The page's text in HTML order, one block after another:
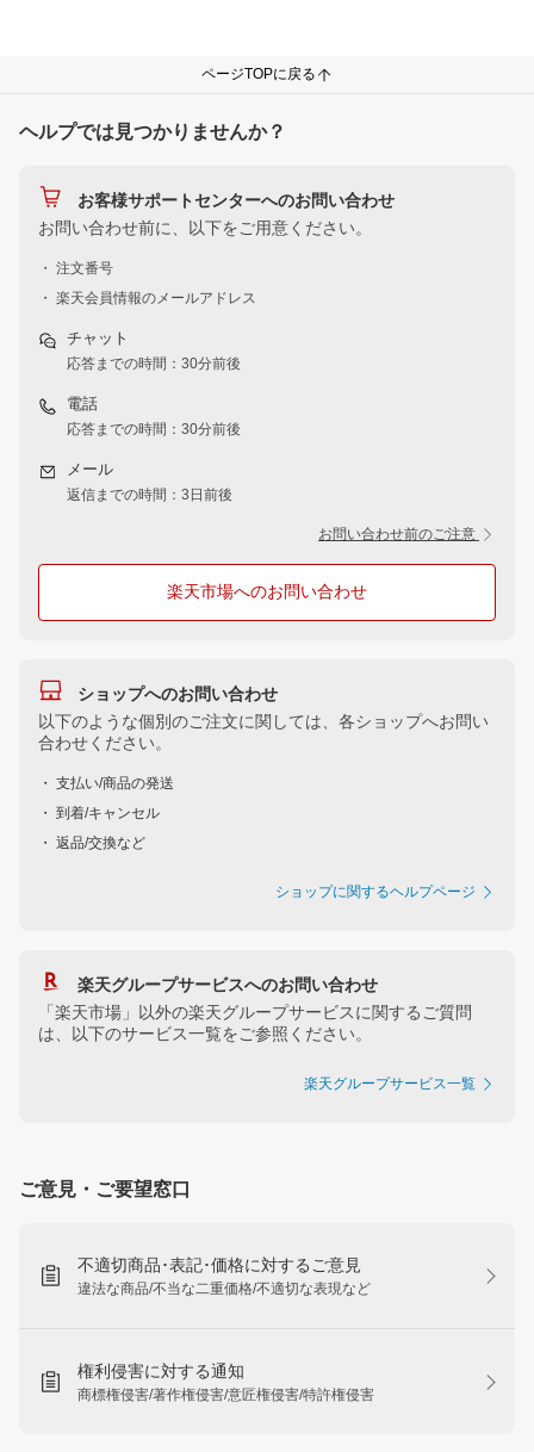
ページTOPに戻る
ヘルプでは見つかりませんか？
お客様サポートセンターへのお問い合わせ
お問い合わせ前に、以下をご用意ください。
・ 注文番号
・ 楽天会員情報のメールアドレス
チャット
応答までの時間：30分前後
電話
応答までの時間：30分前後
メール
返信までの時間：3日前後
お問い合わせ前のご注意
楽天市場へのお問い合わせ
ショップへのお問い合わせ
以下のような個別のご注文に関しては、各ショップへお問い
合わせください。
・ 支払い/商品の発送
・ 到着/キャンセル
・ 返品/交換など
ショップに関するヘルプページ
楽天グループサービスへのお問い合わせ
「楽天市場」以外の楽天グループサービスに関するご質問
は、以下のサービス一覧をご参照ください。
楽天グループサービス一覧
ご意見・ご要望窓口
不適切商品･表記･価格に対するご意見
違法な商品/不当な二重価格/不適切な表現など
権利侵害に対する通知
商標権侵害/著作権侵害/意匠権侵害/特許権侵害